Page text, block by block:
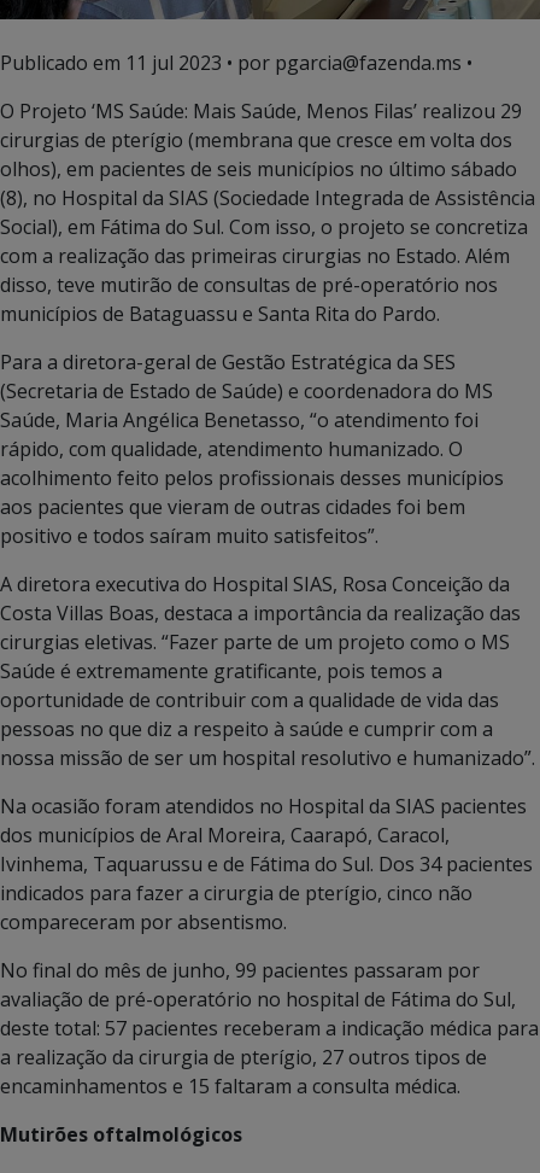
Publicado em 11 jul 2023 • por pgarcia@fazenda.ms •
O Projeto ‘MS Saúde: Mais Saúde, Menos Filas’ realizou 29
cirurgias de pterígio (membrana que cresce em volta dos
olhos), em pacientes de seis municípios no último sábado
(8), no Hospital da SIAS (Sociedade Integrada de Assistência
Social), em Fátima do Sul. Com isso, o projeto se concretiza
com a realização das primeiras cirurgias no Estado. Além
disso, teve mutirão de consultas de pré-operatório nos
municípios de Bataguassu e Santa Rita do Pardo.
Para a diretora-geral de Gestão Estratégica da SES
(Secretaria de Estado de Saúde) e coordenadora do MS
Saúde, Maria Angélica Benetasso, “o atendimento foi
rápido, com qualidade, atendimento humanizado. O
acolhimento feito pelos profissionais desses municípios
aos pacientes que vieram de outras cidades foi bem
positivo e todos saíram muito satisfeitos”.
A diretora executiva do Hospital SIAS, Rosa Conceição da
Costa Villas Boas, destaca a importância da realização das
cirurgias eletivas. “Fazer parte de um projeto como o MS
Saúde é extremamente gratificante, pois temos a
oportunidade de contribuir com a qualidade de vida das
pessoas no que diz a respeito à saúde e cumprir com a
nossa missão de ser um hospital resolutivo e humanizado”.
Na ocasião foram atendidos no Hospital da SIAS pacientes
dos municípios de Aral Moreira, Caarapó, Caracol,
Ivinhema, Taquarussu e de Fátima do Sul. Dos 34 pacientes
indicados para fazer a cirurgia de pterígio, cinco não
compareceram por absentismo.
No final do mês de junho, 99 pacientes passaram por
avaliação de pré-operatório no hospital de Fátima do Sul,
deste total: 57 pacientes receberam a indicação médica para
a realização da cirurgia de pterígio, 27 outros tipos de
encaminhamentos e 15 faltaram a consulta médica.
Mutirões oftalmológicos